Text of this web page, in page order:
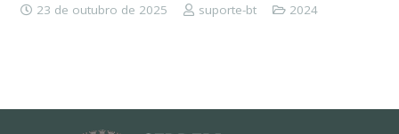
23 de outubro de 2025 suporte-bt 2024